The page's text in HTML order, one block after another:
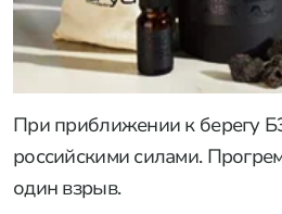
При приближении к берегу
российскими силами.
один взрыв.